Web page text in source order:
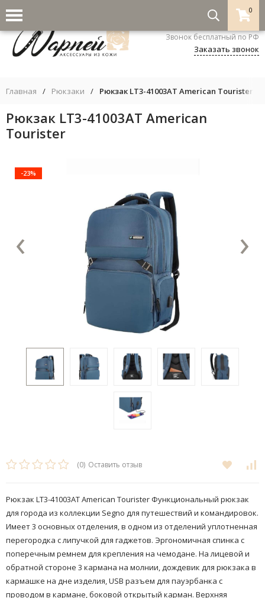
0
8-800-333-5530
Звонок бесплатный по РФ
Заказать звонок
Главная / Рюкзаки / Рюкзак LT3-41003AT American Tourister
Рюкзак LT3-41003AT American
Tourister
-23%
‹ ›
(0) Оставить отзыв
Рюкзак LT3-41003AT American Tourister ​Функциональный рюкзак
для города из коллекции Segno для путешествий и командировок.
Имеет 3 основных отделения, в одном из отделений уплотненная
перегородка с липучкой для гаджетов. Эргономичная спинка с
поперечным ремнем для крепления на чемодане. На лицевой и
обратной стороне 3 кармана на молнии, дождевик для рюкзака в
кармашке на дне изделия, USB разъем для пауэрбанка с
проводом в кармане, боковой открытый карман. Верхняя